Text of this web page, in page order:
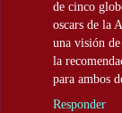
de cinco
oscars de la
una visión
la
para ambos
Responder